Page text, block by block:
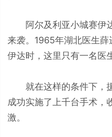
阿尔及利亚小城赛伊
来袭。1965年湖北医生
伊达时，这里只有一名医
就在这样的条件下，
成功实施了上千台手术，
激。